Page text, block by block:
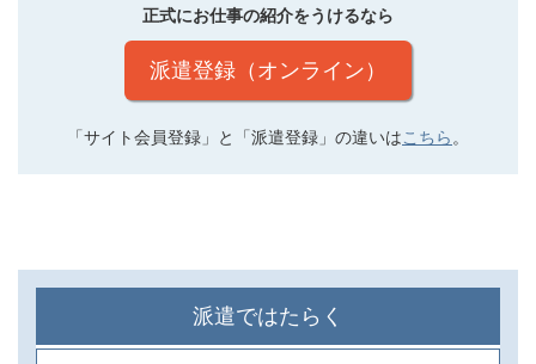
正式にお仕事の紹介をうけるなら
派遣登録（オンライン）
「サイト会員登録」と「派遣登録」の違いはこちら 。
派遣ではたらく